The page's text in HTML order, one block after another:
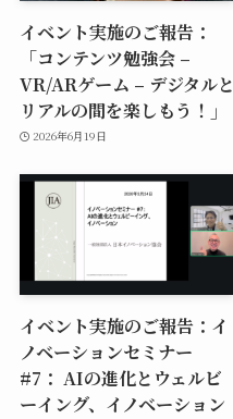
イベント実施のご報告：
「コンテンツ勉強会 –
VR/ARゲーム – デジタルと
リアルの間を楽しもう！」
2026年6月19日
イベント実施のご報告：イ
ノベーションセミナー
#7： AIの進化とウェルビ
ーイング、イノベーション